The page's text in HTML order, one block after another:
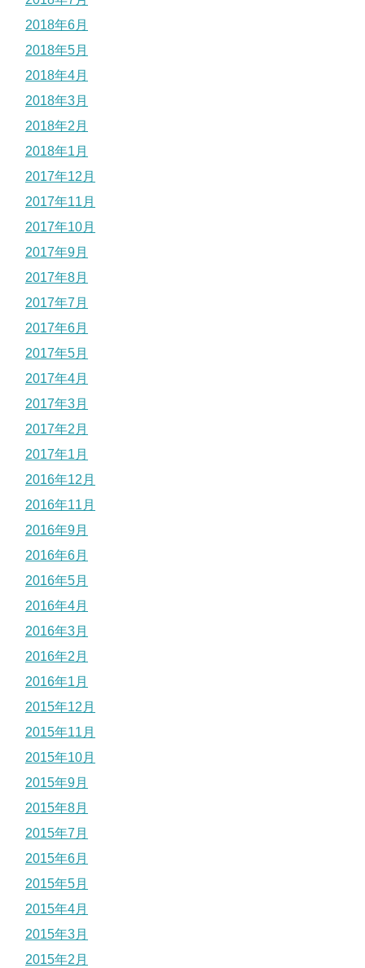
2018年6月
2018年5月
2018年4月
2018年3月
2018年2月
2018年1月
2017年12月
2017年11月
2017年10月
2017年9月
2017年8月
2017年7月
2017年6月
2017年5月
2017年4月
2017年3月
2017年2月
2017年1月
2016年12月
2016年11月
2016年9月
2016年6月
2016年5月
2016年4月
2016年3月
2016年2月
2016年1月
2015年12月
2015年11月
2015年10月
2015年9月
2015年8月
2015年7月
2015年6月
2015年5月
2015年4月
2015年3月
2015年2月